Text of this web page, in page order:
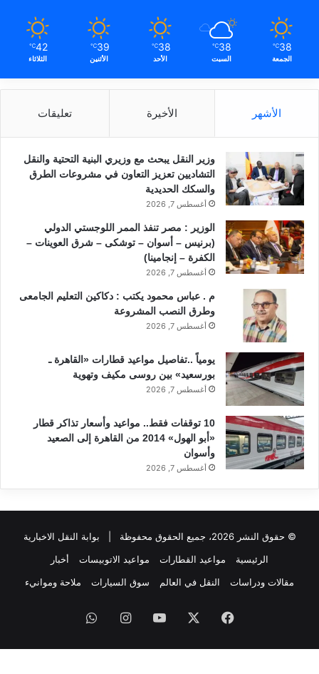
38
℃
الجمعة
38
℃
السبت
38
℃
الأحد
39
℃
الأثنين
42
℃
الثلاثاء
الأشهر الأخيرة تعليقات
وزير النقل يبحث مع وزيري البنية التحتية والنقل
التشاديين تعزيز التعاون في مشروعات الطرق
والسكك الحديدية
أغسطس 7, 2026
الوزير : مصر تنفذ الممر اللوجستي الدولي
(برنيس – أسوان – توشكى – شرق العوينات –
الكفرة – إنجامينا)
أغسطس 7, 2026
م . عباس محمود يكتب : دكاكين التعليم الجامعى
وطرق النصب المشروعة
أغسطس 7, 2026
يومياً ..تفاصيل مواعيد قطارات «القاهرة ـ
بورسعيد» بين روسى مكيف وتهوية
أغسطس 7, 2026
10 توقفات فقط.. مواعيد وأسعار تذاكر قطار
«أبو الهول» 2014 من القاهرة إلى الصعيد
وأسوان
أغسطس 7, 2026
© حقوق النشر 2026، جميع الحقوق محفوظة |
بوابة النقل الاخبارية
الرئيسية
مواعيد القطارات مواعيد الاتوبيسات
أخبار
مقالات ودراسات
النقل في العالم سوق السيارات ملاحة وموانيء
فيسبوك ‫YouTubeانستقرام